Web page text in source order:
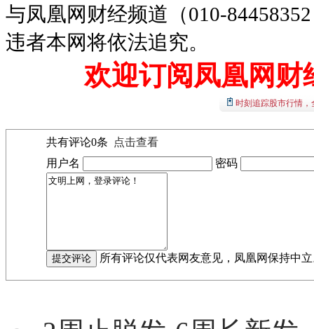
与凤凰网财经频道（010-
违者本网将依法追究。
欢迎订阅凤凰网财
时刻追踪股市行情
共有评论0条
点击查看
用户名
密码
所有评论仅代表网友意见，凤凰网保持中